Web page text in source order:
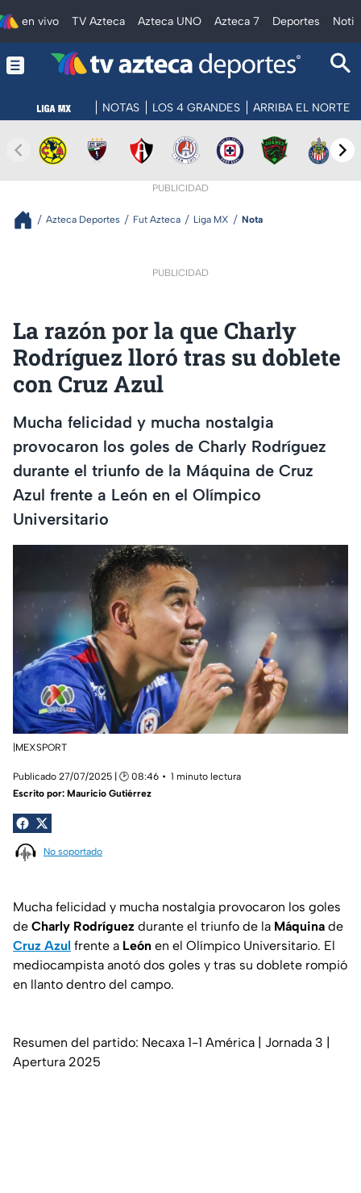
en vivo TV Azteca Azteca UNO Azteca 7 Deportes
NOTAS LOS 4 GRANDES ARRIBA EL NORTE
PUBLICIDAD
Azteca Deportes Fut Azteca Liga MX Nota
PUBLICIDAD
La razón por la que Charly
Rodríguez lloró tras su doblete
con Cruz Azul
Mucha felicidad y mucha nostalgia
provocaron los goles de Charly Rodríguez
durante el triunfo de la Máquina de Cruz
Azul frente a León en el Olímpico
Universitario
|MEXSPORT
Publicado 27/07/2025 | 🕑 08:46
1 minuto lectura
Escrito por: Mauricio Gutiérrez
No soportado
Mucha felicidad y mucha nostalgia provocaron los goles
de Charly Rodríguez durante el triunfo de la Máquina de
Cruz Azul frente a León en el Olímpico Universitario. El
mediocampista anotó dos goles y tras su doblete rompió
en llanto dentro del campo.
Resumen del partido: Necaxa 1-1 América | Jornada 3 |
Apertura 2025